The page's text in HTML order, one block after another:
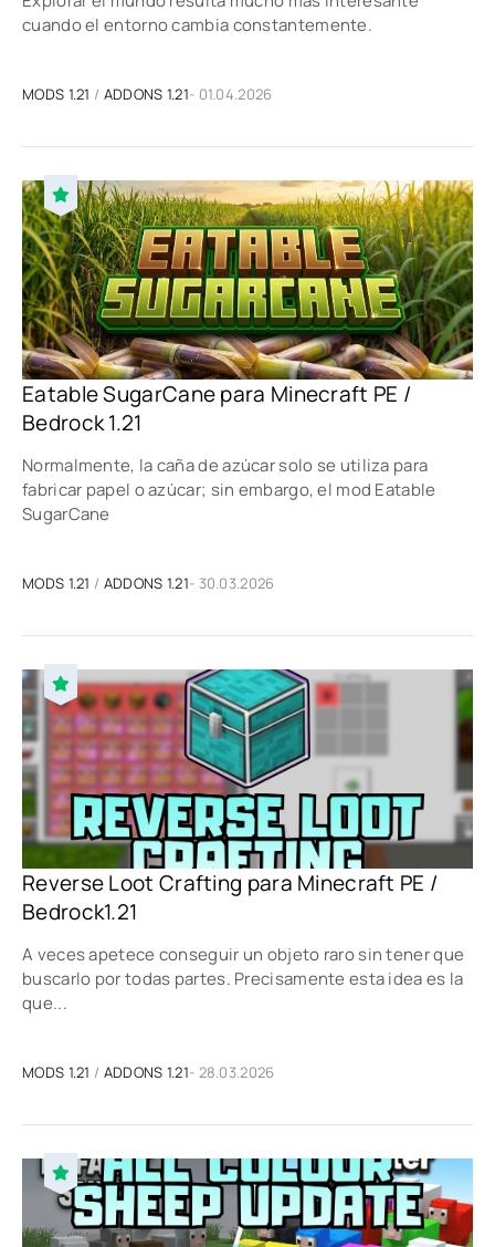
cuando el entorno cambia constantemente.
MODS 1.21 / ADDONS 1.21- 01.04.2026
Eatable SugarCane para Minecraft PE /
Bedrock 1.21
Normalmente, la caña de azúcar solo se utiliza para
fabricar papel o azúcar; sin embargo, el mod Eatable
SugarCane
MODS 1.21 / ADDONS 1.21- 30.03.2026
Reverse Loot Crafting para Minecraft PE /
Bedrock1.21
A veces apetece conseguir un objeto raro sin tener que
buscarlo por todas partes. Precisamente esta idea es la
que...
MODS 1.21 / ADDONS 1.21- 28.03.2026